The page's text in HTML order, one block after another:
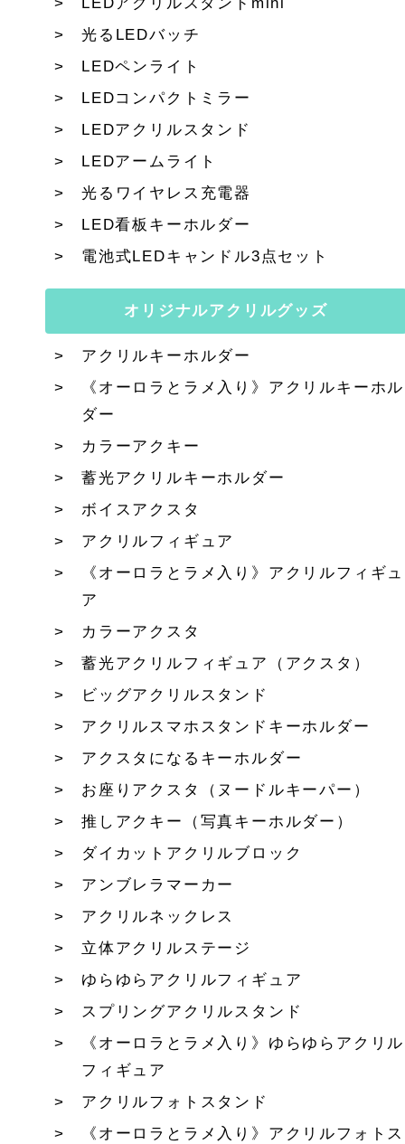
光るLEDバッチ
LEDペンライト
LEDコンパクトミラー
LEDアクリルスタンド
LEDアームライト
光るワイヤレス充電器
LED看板キーホルダー
電池式LEDキャンドル3点セット
オリジナルアクリルグッズ
アクリルキーホルダー
《オーロラとラメ入り》アクリルキーホル
ダー
カラーアクキー
蓄光アクリルキーホルダー
ボイスアクスタ
アクリルフィギュア
《オーロラとラメ入り》アクリルフィギュ
ア
カラーアクスタ
蓄光アクリルフィギュア（アクスタ）
ビッグアクリルスタンド
アクリルスマホスタンドキーホルダー
アクスタになるキーホルダー
お座りアクスタ（ヌードルキーパー）
推しアクキー（写真キーホルダー）
ダイカットアクリルブロック
アンブレラマーカー
アクリルネックレス
立体アクリルステージ
ゆらゆらアクリルフィギュア
スプリングアクリルスタンド
《オーロラとラメ入り》ゆらゆらアクリル
フィギュア
アクリルフォトスタンド
《オーロラとラメ入り》アクリルフォトス